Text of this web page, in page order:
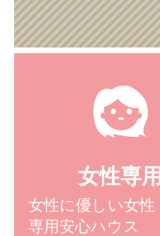
女性専用
女性に優しい女性
専用安心ハウス